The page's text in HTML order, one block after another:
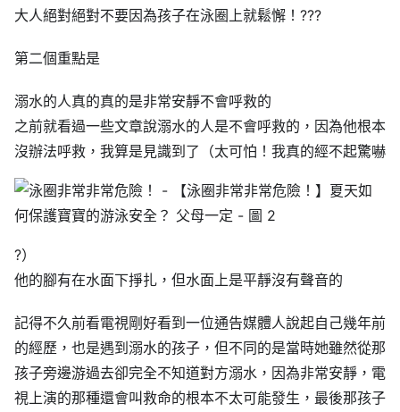
大人絕對絕對不要因為孩子在泳圈上就鬆懈！ ???
第二個重點是
溺水的人真的真的是非常安靜不會呼救的
之前就看過一些文章說溺水的人是不會呼救的，因為他根本
沒辦法呼救，我算是見識到了（太可怕！我真的經不起驚嚇
?）
他的腳有在水面下掙扎，但水面上是平靜沒有聲音的
記得不久前看電視剛好看到一位通告媒體人說起自己幾年前
的經歷，也是遇到溺水的孩子，但不同的是當時她雖然從那
孩子旁邊游過去卻完全不知道對方溺水，因為非常安靜，電
視上演的那種還會叫救命的根本不太可能發生，最後那孩子